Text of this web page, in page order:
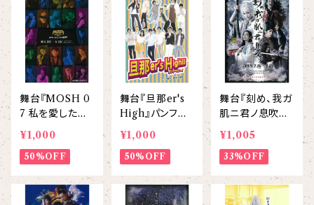
舞台『MOSH 0
7 私を愛したス
パイ』パンフレッ
ト
¥1,000
50%OFF
舞台『旦那er's
High』パンフレ
ット
¥1,000
50%OFF
舞台『刻め、我ガ
肌ニ君ノ息吹ヲ』
(2014) パンフレ
ット
¥1,005
33%OFF